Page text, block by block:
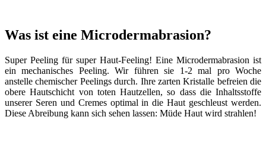
Was ist eine Microdermabrasion?
Super Peeling für super Haut-Feeling! Eine Microdermabrasion ist
ein mechanisches Peeling. Wir führen sie 1-2 mal pro Woche
anstelle chemischer Peelings durch. Ihre zarten Kristalle befreien die
obere Hautschicht von toten Hautzellen, so dass die Inhaltsstoffe
unserer Seren und Cremes optimal in die Haut geschleust werden.
Diese Abreibung kann sich sehen lassen: Müde Haut wird strahlen!